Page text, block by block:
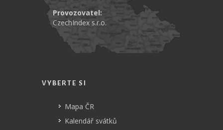
Provozovatel:
CzechIndex s.r.o.
VYBERTE SI
Mapa ČR
Kalendář svátků